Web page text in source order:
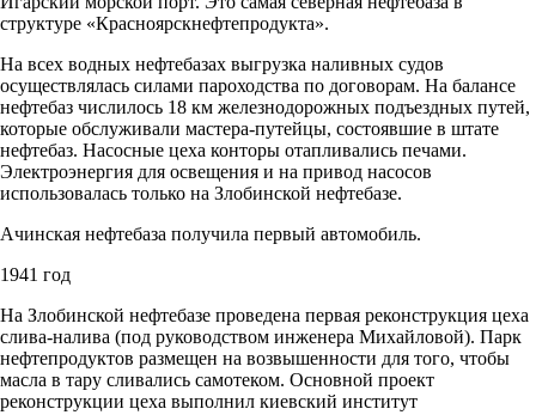
структуре «Красноярскнефтепродукта».
На всех водных нефтебазах выгрузка наливных судов
осуществлялась силами пароходства по договорам. На балансе
нефтебаз числилось 18 км железнодорожных подъездных путей,
которые обслуживали мастера-путейцы, состоявшие в штате
нефтебаз. Насосные цеха конторы отапливались печами.
Электроэнергия для освещения и на привод насосов
использовалась только на Злобинской нефтебазе.
Ачинская нефтебаза получила первый автомобиль.
1941 год
На Злобинской нефтебазе проведена первая реконструкция цеха
слива-налива (под руководством инженера Михайловой). Парк
нефтепродуктов размещен на возвышенности для того, чтобы
масла в тару сливались самотеком. Основной проект
реконструкции цеха выполнил киевский институт